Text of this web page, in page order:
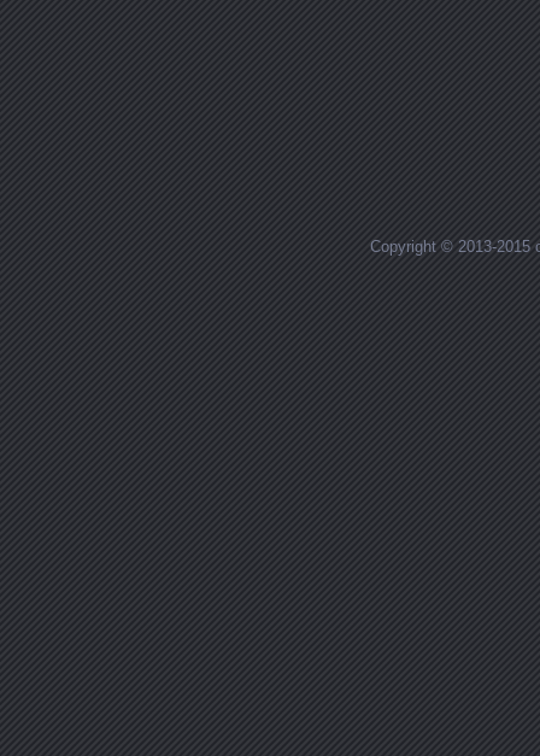
Copyright © 2013-2015